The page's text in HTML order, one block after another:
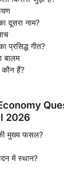
दूसरा नाम?
प्रसिद्ध गीत?
बालम
हैं?
2026
मुख्य फसल?
में स्थान?